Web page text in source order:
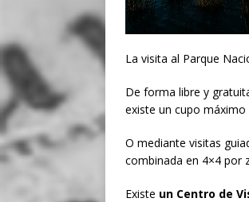
La visita al Parque
De forma libre y
existe un cupo máximo
O mediante visitas
combinada en 4×4 por
Existe un Centro de